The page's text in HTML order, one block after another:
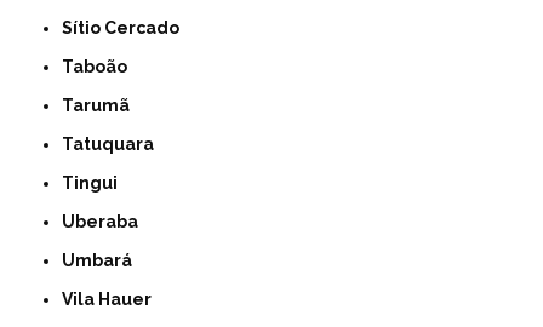
Sítio Cercado
Taboão
Tarumã
Tatuquara
Tingui
Uberaba
Umbará
Vila Hauer